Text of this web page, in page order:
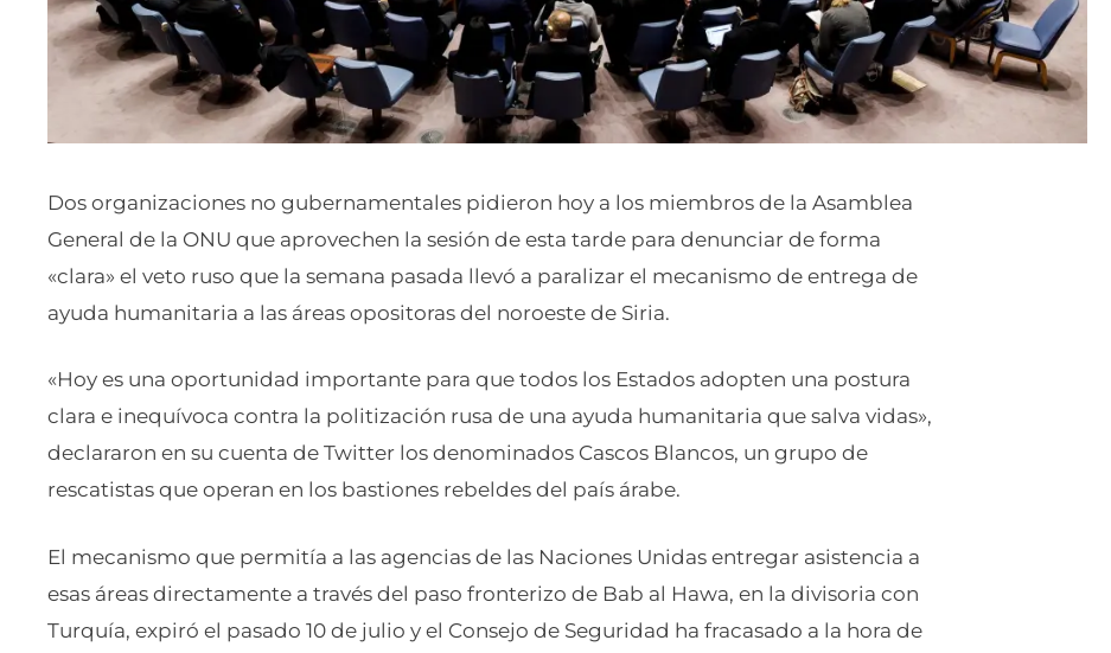
Dos organizaciones no gubernamentales pidieron hoy a los miembros de la Asamblea
General de la ONU que aprovechen la sesión de esta tarde para denunciar de forma
«clara» el veto ruso que la semana pasada llevó a paralizar el mecanismo de entrega de
ayuda humanitaria a las áreas opositoras del noroeste de Siria.
«Hoy es una oportunidad importante para que todos los Estados adopten una postura
clara e inequívoca contra la politización rusa de una ayuda humanitaria que salva vidas»,
declararon en su cuenta de Twitter los denominados Cascos Blancos, un grupo de
rescatistas que operan en los bastiones rebeldes del país árabe.
El mecanismo que permitía a las agencias de las Naciones Unidas entregar asistencia a
esas áreas directamente a través del paso fronterizo de Bab al Hawa, en la divisoria con
Turquía, expiró el pasado 10 de julio y el Consejo de Seguridad ha fracasado a la hora de